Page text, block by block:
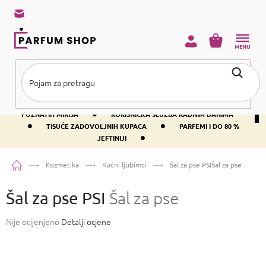
sadržaj
BESPLATNA DOSTAVA IZNAD PRIBLIŽNO 37 € •
400+ SVJETSKI
POZNATIH MIRISA
• KORISNIČKA SLUŽBA RADNIM DANIMA
• TISUĆE ZADOVOLJNIH KUPACA •
PARFEMI I DO 80 %
JEFTINIJI
•
KOŠARICA
PočetnaKozmetika Kućni ljubimci Šal za pse PSIŠal za pse
Šal za pse PSI Šal za pse
Prosječna
Nije ocijenjeno Detalji ocjene